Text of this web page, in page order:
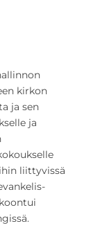
kirkon
ja sen
ja
liittyvissä